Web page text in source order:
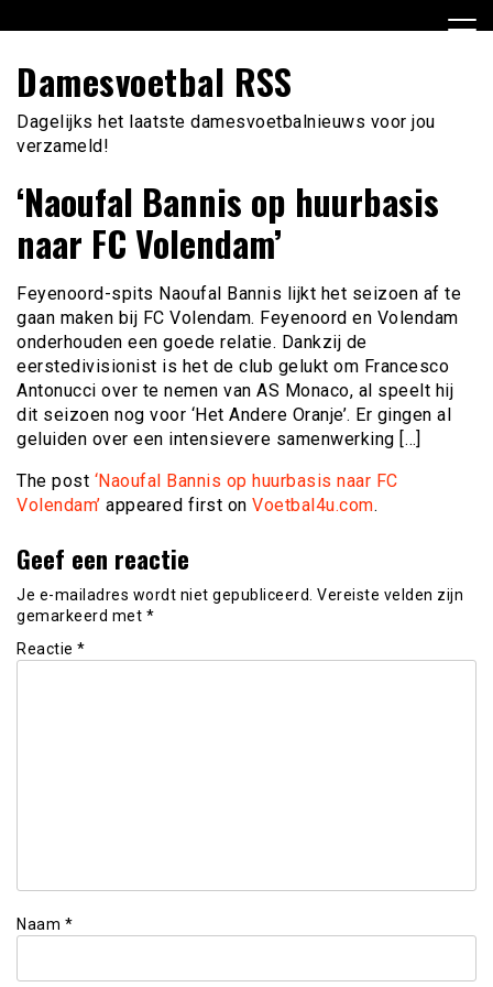
naar
inhoud
Damesvoetbal RSS
Dagelijks het laatste damesvoetbalnieuws voor jou
verzameld!
‘Naoufal Bannis op huurbasis
naar FC Volendam’
Feyenoord-spits Naoufal Bannis lijkt het seizoen af te
gaan maken bij FC Volendam. Feyenoord en Volendam
onderhouden een goede relatie. Dankzij de
eerstedivisionist is het de club gelukt om Francesco
Antonucci over te nemen van AS Monaco, al speelt hij
dit seizoen nog voor ‘Het Andere Oranje’. Er gingen al
geluiden over een intensievere samenwerking […]
The post ‘Naoufal Bannis op huurbasis naar FC
Volendam’ appeared first on Voetbal4u.com.
Geef een reactie
Je e-mailadres wordt niet gepubliceerd. Vereiste velden zijn
gemarkeerd met *
Reactie *
Naam *